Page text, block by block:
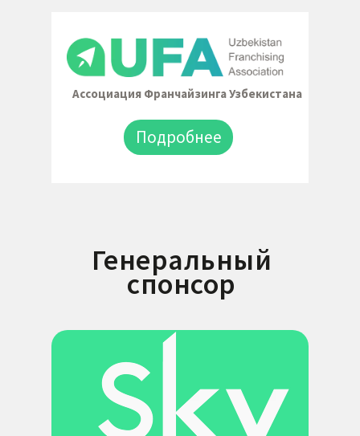
Ассоциация Франчайзинга Узбекистана
Подробнее
Генеральный
спонсор
Участники
выставок
Розничная торговля
Участники 2026
Образование